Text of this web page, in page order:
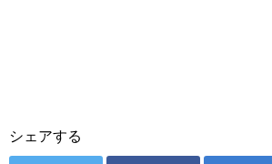
シェアする